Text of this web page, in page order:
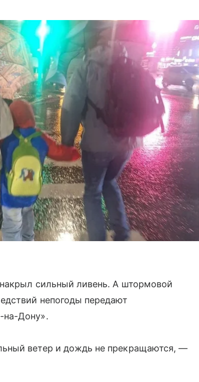
сильный ливень. А штормовой
непогоды передают
на-Дону».
ветер и дождь не прекращаются, —